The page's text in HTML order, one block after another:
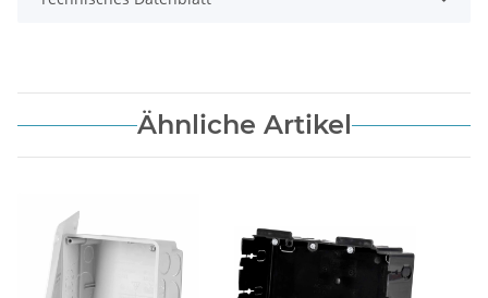
Ähnliche Artikel